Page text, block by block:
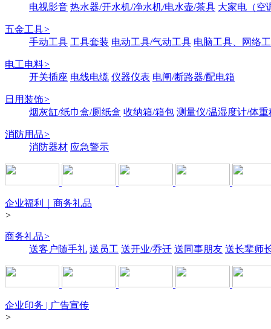
电视影音 热水器/开水机/净水机/电水壶/茶具 大家电（空
五金工具>
手动工具 工具套装 电动工具/气动工具 电脑工具、网络
电工电料>
开关插座 电线电缆 仪器仪表 电闸/断路器/配电箱
日用装饰>
烟灰缸/纸巾盒/厕纸盒 收纳箱/箱包 测量仪/温湿度计/体重
消防用品>
消防器材 应急警示
企业福利｜商务礼品
>
商务礼品>
送客户随手礼 送员工 送开业/乔迁 送同事朋友 送长辈师
企业印务 | 广告宣传
>